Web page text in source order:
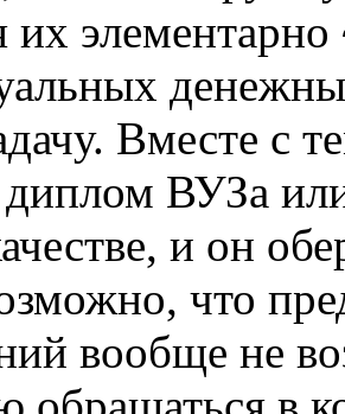
их
Вместе с
ВУЗа
и он
что
вообще не